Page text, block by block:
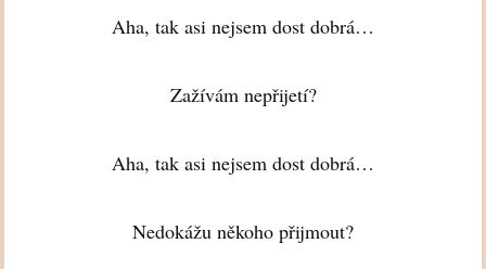
Aha, tak asi nejsem dost dobrá…
Zažívám nepřijetí?
Aha, tak asi nejsem dost dobrá…
Nedokážu někoho přijmout?